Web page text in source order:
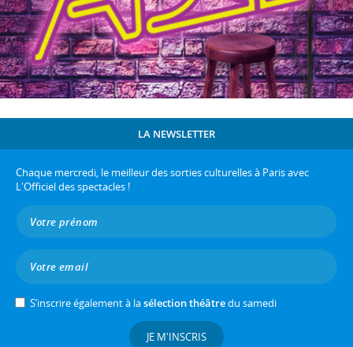
LA NEWSLETTER
Chaque mercredi, le meilleur des sorties culturelles à Paris avec
L'Officiel des spectacles !
S’inscrire également à lasélection théâtredu samedi
JE M'INSCRIS